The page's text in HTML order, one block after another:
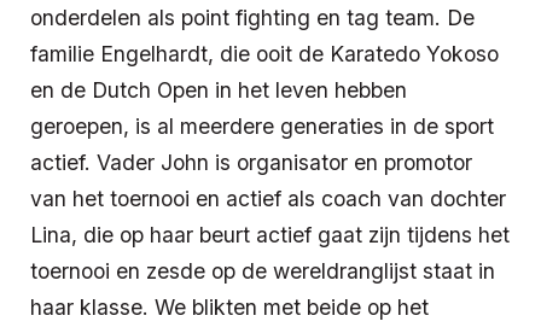
onderdelen als point fighting en tag team. De
familie Engelhardt, die ooit de Karatedo Yokoso
en de Dutch Open in het leven hebben
geroepen, is al meerdere generaties in de sport
actief. Vader John is organisator en promotor
van het toernooi en actief als coach van dochter
Lina, die op haar beurt actief gaat zijn tijdens het
toernooi en zesde op de wereldranglijst staat in
haar klasse. We blikten met beide op het